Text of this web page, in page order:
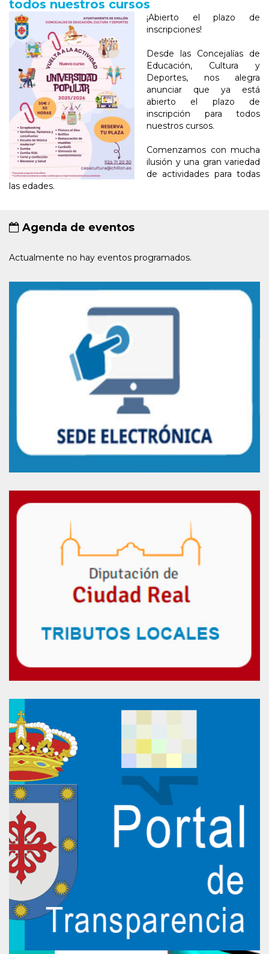
todos nuestros cursos
¡Abierto el plazo de
inscripciones!
Desde las Concejalías de
Educación, Cultura y
Deportes, nos alegra
anunciar que ya está
abierto el plazo de
inscripción para todos
nuestros cursos.
Comenzamos con mucha
ilusión y una gran variedad
de actividades para todas
las edades.
Agenda de eventos
Actualmente no hay eventos programados.